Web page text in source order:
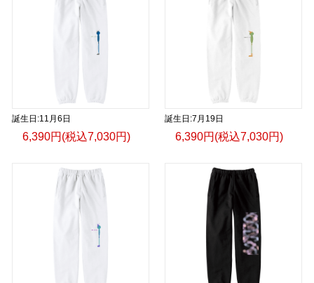
誕生日:11月6日
6,390円(税込7,030円)
誕生日:7月19日
6,390円(税込7,030円)